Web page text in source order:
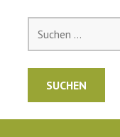
nach: